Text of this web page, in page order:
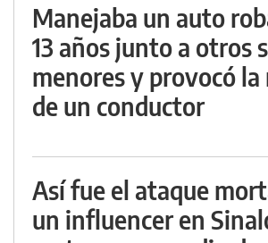
Manejaba un auto
13 años junto a otros
menores y provocó
de un conductor
Así fue el ataque
un influencer en